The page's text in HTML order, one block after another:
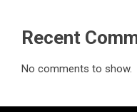
Recent
No comments to show.